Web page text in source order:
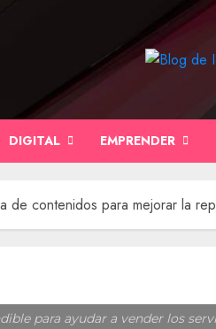
DIGITAL EMPRENDER
de contenidos para mejorar la
para ayudar a vender los